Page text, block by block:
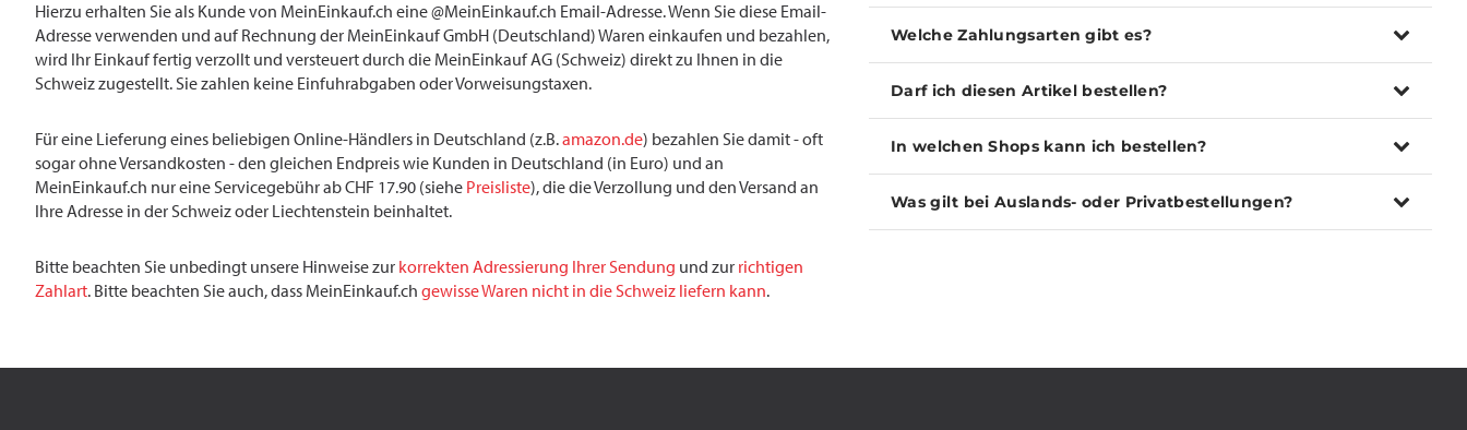
Hierzu erhalten Sie als Kunde von MeinEinkauf.ch eine @MeinEinkauf.ch Email-Adresse. Wenn Sie diese Email-
Adresse verwenden und auf Rechnung der MeinEinkauf GmbH (Deutschland) Waren einkaufen und bezahlen,
wird Ihr Einkauf fertig verzollt und versteuert durch die MeinEinkauf AG (Schweiz) direkt zu Ihnen in die
Schweiz zugestellt. Sie zahlen keine Einfuhrabgaben oder Vorweisungstaxen.
Für eine Lieferung eines beliebigen Online-Händlers in Deutschland (z.B.amazon.de) bezahlen Sie damit - oft
sogar ohne Versandkosten - den gleichen Endpreis wie Kunden in Deutschland (in Euro) und an
MeinEinkauf.ch nur eine Servicegebühr ab CHF 17.90 (siehe Preisliste), die die Verzollung und den Versand an
Ihre Adresse in der Schweiz oder Liechtenstein beinhaltet.
Bitte beachten Sie unbedingt unsere Hinweise zur korrekten Adressierung Ihrer Sendung und zur richtigen
Zahlart. Bitte beachten Sie auch, dass MeinEinkauf.ch gewisse Waren nicht in die Schweiz liefern kann.
Welche Zahlungsarten gibt es?
Darf ich diesen Artikel bestellen?
In welchen Shops kann ich bestellen?
Was gilt bei Auslands- oder Privatbestellungen?